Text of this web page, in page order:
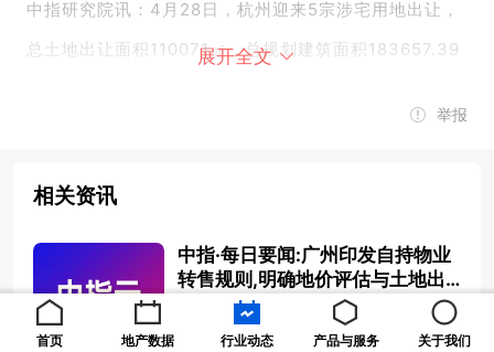
中指研究院讯：4月28日，杭州迎来5宗涉宅用地出让，
总土地出让面积110071㎡，总规划建筑面积183657.39
拱墅区康桥单元GS120403-06地块
展开全文
举报
相关资讯
中指·每日要闻:广州印发自持物业
转售规则,明确地价评估与土地出
让金计收
2026-05-14 08:40:08
首页 地产数据 行业动态 产品与服务 关于我们